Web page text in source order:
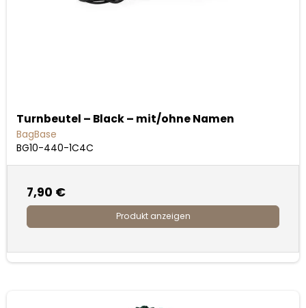
Turnbeutel – Black – mit/ohne Namen
BagBase
BG10-440-1C4C
7,90 €
Produkt anzeigen